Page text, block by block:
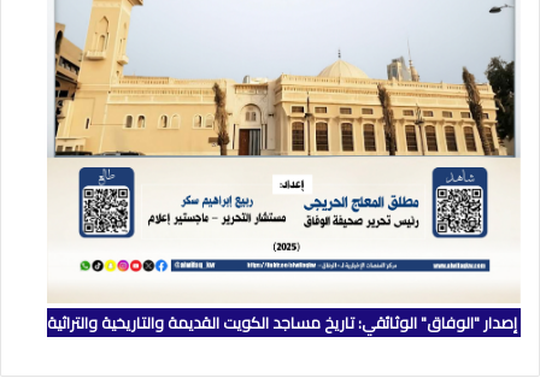
إصدار "الوفاق" الوثائقي: تاريخ مساجد الكويت القديمة والتاريخية والتراثية